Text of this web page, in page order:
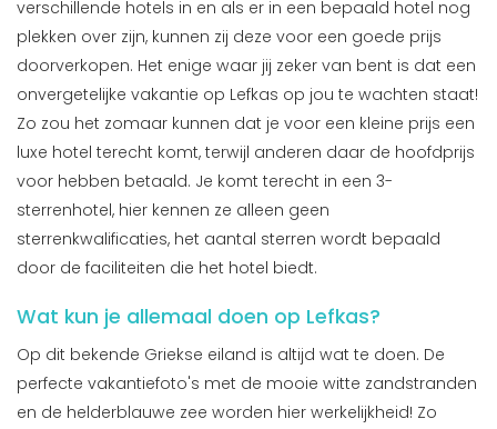
verschillende hotels in en als er in een bepaald hotel nog
plekken over zijn, kunnen zij deze voor een goede prijs
doorverkopen. Het enige waar jij zeker van bent is dat een
onvergetelijke vakantie op Lefkas op jou te wachten staat!
Zo zou het zomaar kunnen dat je voor een kleine prijs een
luxe hotel terecht komt, terwijl anderen daar de hoofdprijs
voor hebben betaald. Je komt terecht in een 3-
sterrenhotel, hier kennen ze alleen geen
sterrenkwalificaties, het aantal sterren wordt bepaald
door de faciliteiten die het hotel biedt.
Wat kun je allemaal doen op Lefkas?
Op dit bekende Griekse eiland is altijd wat te doen. De
perfecte vakantiefoto's met de mooie witte zandstranden
en de helderblauwe zee worden hier werkelijkheid! Zo